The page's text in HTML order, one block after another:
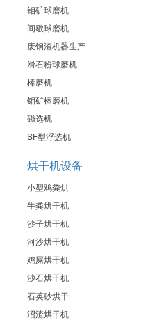
钼矿球磨机
间歇球磨机
废钢渣机器生产
滑石粉球磨机
棒磨机
钼矿棒磨机
磁选机
SF型浮选机
烘干机设备
小型鸡粪烘
牛粪烘干机
沙子烘干机
河沙烘干机
鸡屎烘干机
沙石烘干机
石英砂烘干
沼渣烘干机